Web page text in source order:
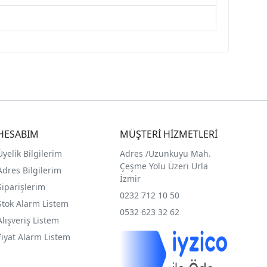
Bilgilerim
Bilgilerim
Alarm Listem
Listem
Alarm Listem
MÜŞTERİ HİZMETLERİ
Adres /Uzunkuyu Mah.
Çeşme Yolu Üzeri Urla
İzmir
0232 712 10 50
0532 623 32 62